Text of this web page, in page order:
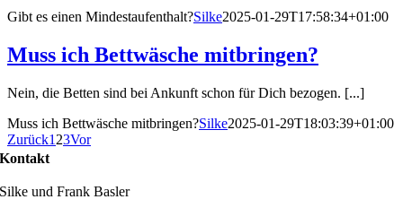
Gibt es einen Mindestaufenthalt?Silke2025-01-29T17:58:34+01:00
Muss ich Bettwäsche mitbringen?
Nein, die Betten sind bei Ankunft schon für Dich bezogen. [...]
Muss ich Bettwäsche mitbringen?Silke2025-01-29T18:03:39+01:00
Zurück1 23Vor
Kontakt
Silke und Frank Basler